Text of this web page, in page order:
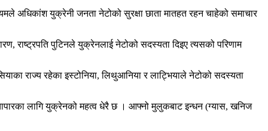
अधिकांश युक्रेनी जनता नेटोको सुरक्षा छाता मातहत रहन चाहेको समाचार
राष्ट्रपति पुटिनले युक्रेनलाई नेटोको सदस्यता दिइए त्यसको परिणाम
राज्य रहेका इस्टोनिया, लिथुआनिया र लाट्भियाले नेटोको सदस्यता
लागि युक्रेनको महत्व धेरै छ । आफ्नो मुलुकबाट इन्धन (ग्यास, खनिज